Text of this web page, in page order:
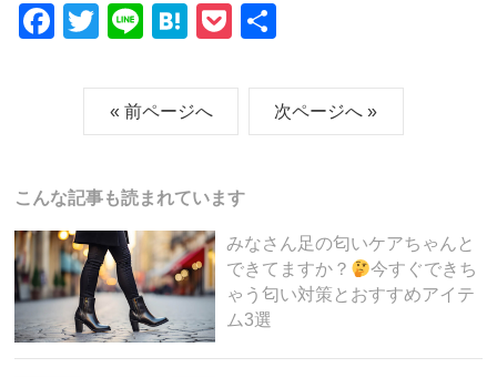
F
o
o
k
T
tt
er
Li
e
H
e
n
P
ck
et
次ページへ »
« 前ページへ
こんな記事も読まれています
みなさん足の匂いケアちゃんと
できてますか？
今すぐできち
ゃう匂い対策とおすすめアイテ
ム3選